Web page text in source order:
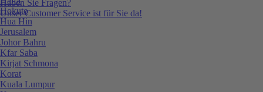
Haben Sie Fragen?
Unser Customer Service ist für Sie da!
Hokuto
Hua Hin
Jerusalem
Johor Bahru
Kfar Saba
Kirjat Schmona
Korat
Kuala Lumpur